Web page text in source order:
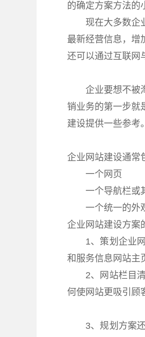
的确定方案方法的
现在大多数企
最新经营信息，增
还可以通过互联网
企业要想不被
销业务的第一步就
建设提供一些参考。
企业网站建设通常
一个网页
一个导航栏或
一个统一的外
企业网站建设方案
1、策划企业
和服务信息网站主
2、网站栏目
何使网站更吸引顾
3、规划方案